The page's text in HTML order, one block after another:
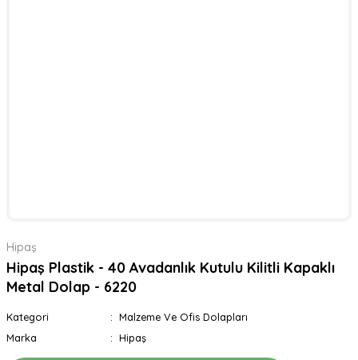
Hipaş
Hipaş Plastik - 40 Avadanlık Kutulu Kilitli Kapaklı
Metal Dolap - 6220
Kategori
Malzeme Ve Ofis Dolapları
Marka
Hipaş